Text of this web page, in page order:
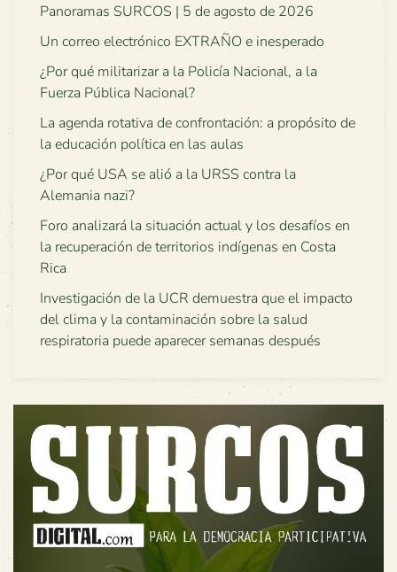
Panoramas SURCOS | 5 de agosto de 2026
Un correo electrónico EXTRAÑO e inesperado
¿Por qué militarizar a la Policía Nacional, a la
Fuerza Pública Nacional?
La agenda rotativa de confrontación: a propósito de
la educación política en las aulas
¿Por qué USA se alió a la URSS contra la
Alemania nazi?
Foro analizará la situación actual y los desafíos en
la recuperación de territorios indígenas en Costa
Rica
Investigación de la UCR demuestra que el impacto
del clima y la contaminación sobre la salud
respiratoria puede aparecer semanas después